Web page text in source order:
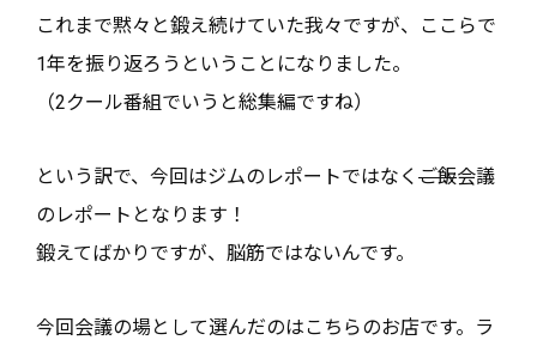
これまで黙々と鍛え続けていた我々ですが、ここらで
1年を振り返ろうということになりました。
（2クール番組でいうと総集編ですね）
という訳で、今回はジムのレポートではなく ご飯会議
のレポートとなります！
鍛えてばかりですが、脳筋ではないんです。
今回会議の場として選んだのはこちらのお店です。ラ